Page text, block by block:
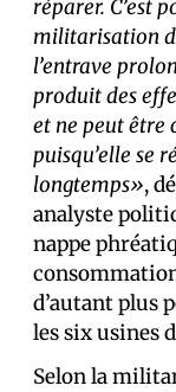
réparer. C’est
militarisation
l’entrave
produit des
et ne peut être
puisqu’elle se
longtemps»,
analyste
nappe
d’autant plus
les six usines
Selon la